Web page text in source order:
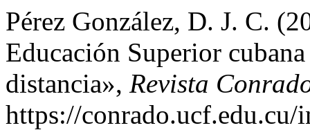
Pérez González, D. J. C.
Educación Superior
distancia», Revista
https://